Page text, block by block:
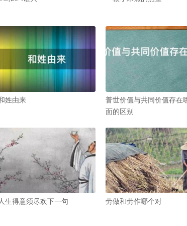
姓由来
普世价值与共同价值存在
面的区别
生得意须尽欢下一句 劳做和劳作哪个对